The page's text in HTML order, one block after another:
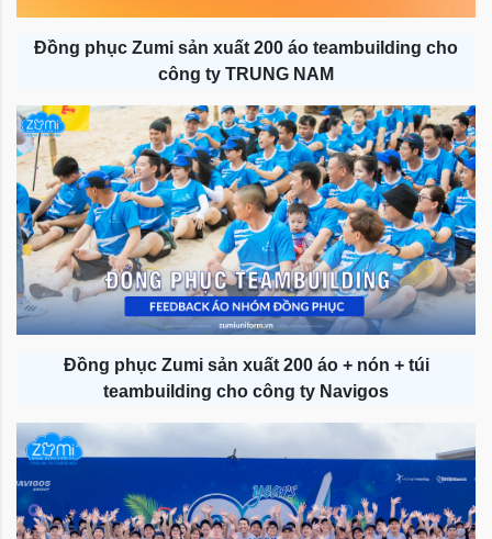
Đồng phục Zumi sản xuất 200 áo teambuilding cho
công ty TRUNG NAM
Đồng phục Zumi sản xuất 200 áo + nón + túi
teambuilding cho công ty Navigos